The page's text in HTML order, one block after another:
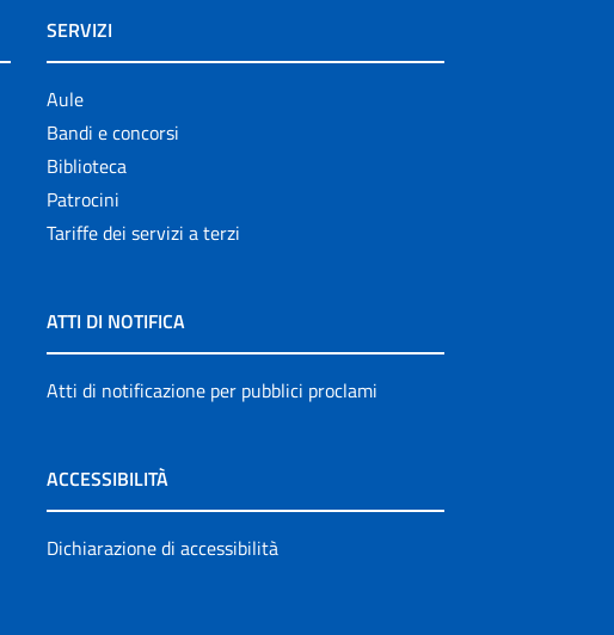
SERVIZI
Aule
Bandi e concorsi
Biblioteca
Patrocini
Tariffe dei servizi a terzi
ATTI DI NOTIFICA
Atti di notificazione per pubblici proclami
ACCESSIBILITÀ
Dichiarazione di accessibilità